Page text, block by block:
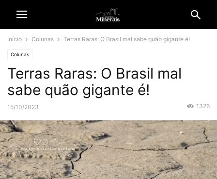
Início Colunas Terras Raras: O Brasil mal sabe quão gigante é!
Colunas
Terras Raras: O Brasil mal
sabe quão gigante é!
15/10/2023 1326